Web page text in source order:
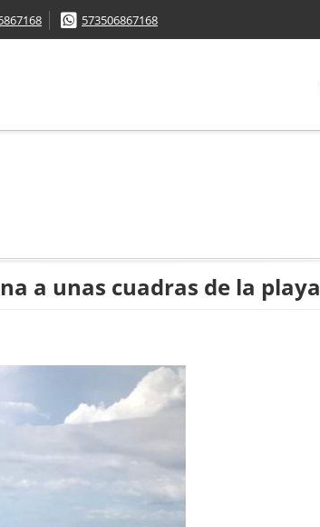
573506867168
a unas cuadras de la playa